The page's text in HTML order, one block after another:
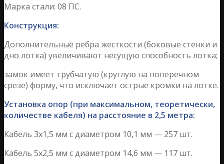
Марка стали: 08 ПС.
Конструкция:
Дополнительные ребра жесткости (боковые стенки и
дно лотка) увеличивают несущую способность лотка;
замок имеет трубчатую (круглую на поперечном
срезе) форму, что исключает острые кромки на лотке.
Установка опор (при максимальном, теоретически,
количестве кабеля) на расстояние в 2,5 метра:
Кабель 3х1,5 мм с диаметром 10,1 мм — 257 шт.
Кабель 5х2,5 мм с диаметром 14,6 мм — 117 шт.